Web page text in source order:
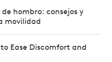
hombro: consejos y
movilidad
Ease Discomfort and